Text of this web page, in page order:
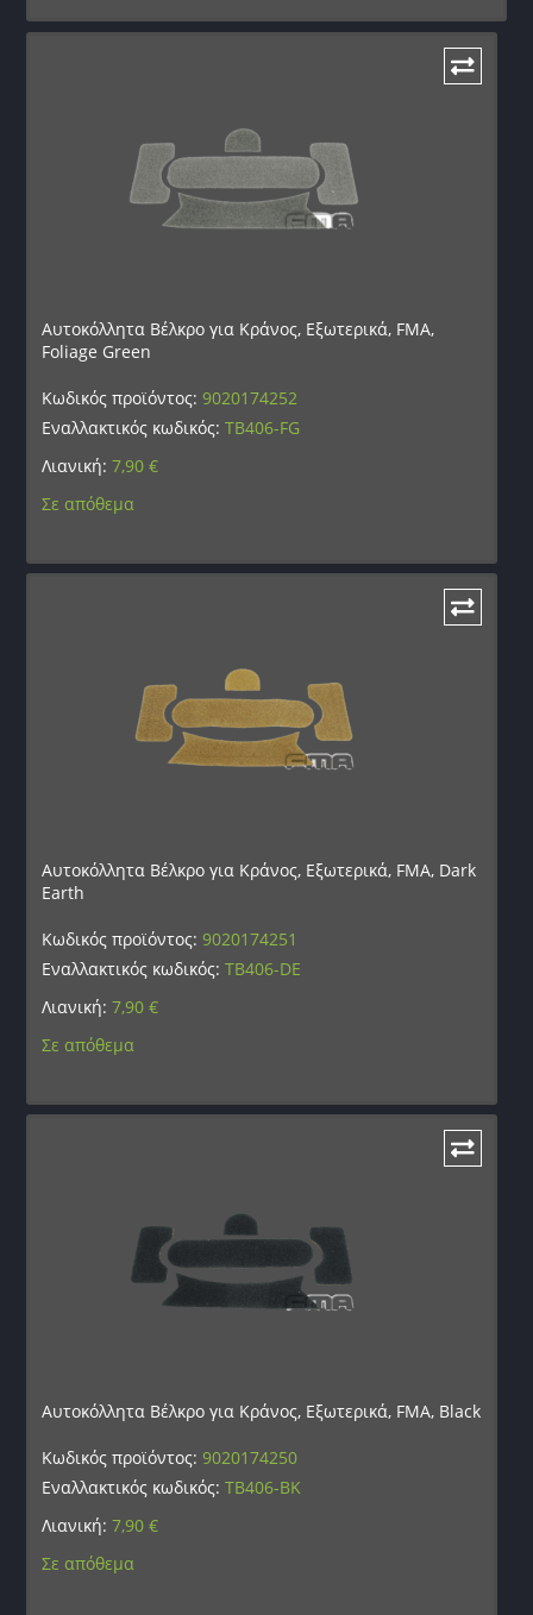
Αυτοκόλλητα Βέλκρο για Κράνος, Εξωτερικά, FMA,
Foliage Green
Κωδικός προϊόντος:9020174252
Εναλλακτικός κωδικός:TB406-FG
Λιανική:7,90€
Σε απόθεμα
Αυτοκόλλητα Βέλκρο για Κράνος, Εξωτερικά, FMA, Dark
Earth
Κωδικός προϊόντος:9020174251
Εναλλακτικός κωδικός:TB406-DE
Λιανική:7,90€
Σε απόθεμα
Αυτοκόλλητα Βέλκρο για Κράνος, Εξωτερικά, FMA, Black
Κωδικός προϊόντος:9020174250
Εναλλακτικός κωδικός:TB406-BK
Λιανική:7,90€
Σε απόθεμα